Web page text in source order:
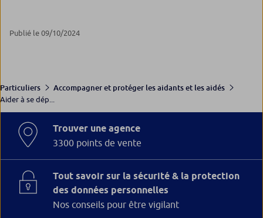
Publié le 09/10/2024
Particuliers
Accompagner et protéger les aidants et les aidés
Aider à se dép...
Trouver une agence
3300 points de vente
Tout savoir sur la sécurité & la protection
des données personnelles
Nos conseils pour être vigilant